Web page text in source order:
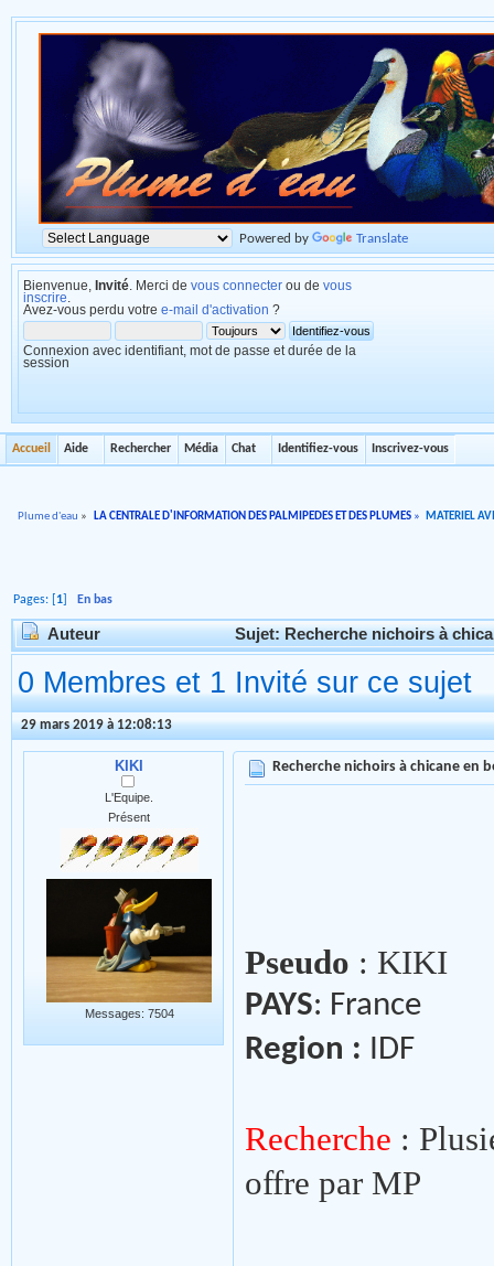
Powered by Translate
Bienvenue, Invité . Merci de vous connecter ou de vous
inscrire
Avez-vous perdu votre e-mail d'activation ?
Connexion avec identifiant, mot de passe et durée de la
session
Accueil Aide Rechercher Média Chat Identifiez-vous Inscrivez-vous
Plume d'eau » LA CENTRALE D'INFORMATION DES PALMIPEDES ET DES PLUMES » MATERIEL
Pages: [ 1 ]En bas
Auteur Sujet: Recherche nichoirs à
0 Membres et 1 Invité sur ce sujet
29 mars 2019 à 12:08:13
KIKI
L'Equipe.
Présent
Messages: 7504
Recherche nichoirs à chicane en
Pseudo : KIKI
PAYS: France
Region : IDF
Recherche :
offre par MP